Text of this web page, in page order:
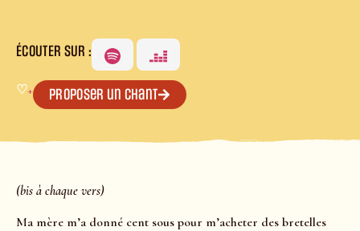
ÉCOUTER SUR :
♡+ Proposer un chant
(bis à chaque vers)
Ma mère m’a donné cent sous pour m’acheter des bretelles